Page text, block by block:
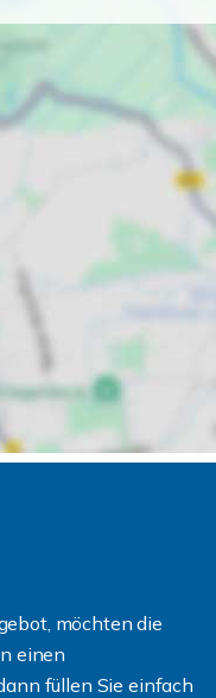
möchten die
einen
füllen Sie einfach